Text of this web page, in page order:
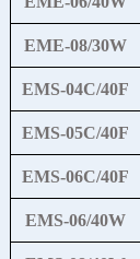
EME-08/30W
EMS-04C/40F
EMS-05C/40F
EMS-06C/40F
EMS-06/40W